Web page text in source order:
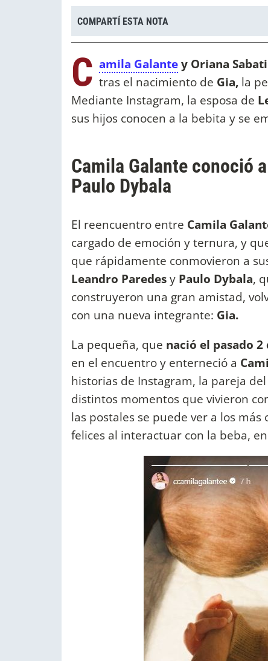
COMPARTÍ ESTA NOTA
C amila Galantey Oriana
tras el nacimiento de Gia, la
Mediante Instagram, la esposa de
sus hijos conocen a la bebita y se
Camila Galante conoció
Paulo Dybala
El reencuentro entre Camila
cargado de emoción y ternura, y
que rápidamente conmovieron a
Leandro Paredesy Paulo Dybala,
construyeron una gran amistad,
con una nueva integrante: Gia.
La pequeña, que nació el pasado
en el encuentro y enterneció a
historias de Instagram, la pareja
distintos momentos que vivieron
las postales se puede ver a los
felices al interactuar con la beba,